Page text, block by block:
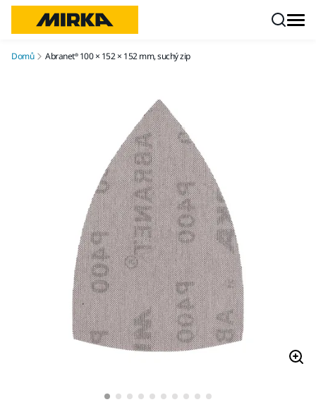
Domů Abranet® 100 × 152 × 152 mm, suchý zip